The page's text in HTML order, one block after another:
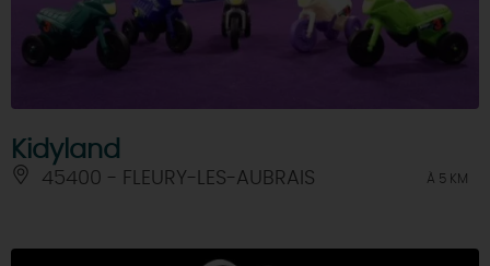
Kidyland
45400 - FLEURY-LES-AUBRAIS À 5 KM